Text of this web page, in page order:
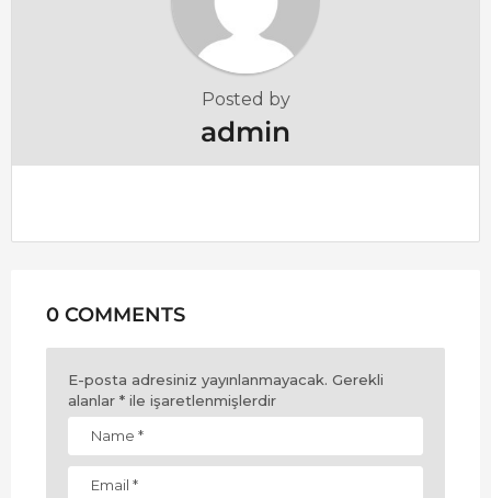
Posted by
admin
0 COMMENTS
E-posta adresiniz yayınlanmayacak. Gerekli
alanlar * ile işaretlenmişlerdir